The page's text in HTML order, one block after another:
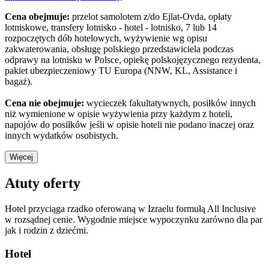
Cena obejmuje: przelot samolotem z/do Ejlat-Ovda, opłaty
lotniskowe, transfery lotnisko - hotel - lotnisko, 7 lub 14
rozpoczętych dób hotelowych, wyżywienie wg opisu
zakwaterowania, obsługę polskiego przedstawiciela podczas
odprawy na lotnisku w Polsce, opiekę polskojęzycznego rezydenta,
pakiet ubezpieczeniowy TU Europa (NNW, KL, Assistance i
bagaż).
Cena nie obejmuje: wycieczek fakultatywnych, posiłków innych
niż wymienione w opisie wyżywienia przy każdym z hoteli,
napojów do posiłków jeśli w opisie hoteli nie podano inaczej oraz
innych wydatków osobistych.
Więcej
Atuty oferty
Hotel przyciąga rzadko oferowaną w Izraelu formułą All Inclusive
w rozsądnej cenie. Wygodnie miejsce wypoczynku zarówno dla par
jak i rodzin z dziećmi.
Hotel